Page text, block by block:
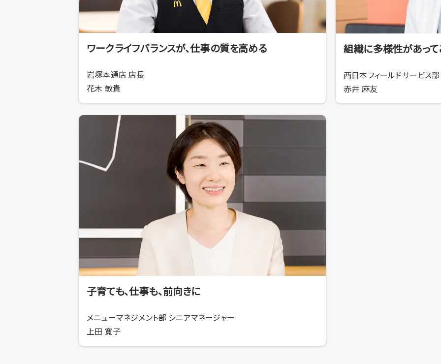
ワークライフバランスが、仕事の質を高める
岩塚本通店 店長
花木 敏貴
組織に多様性があって
西日本フィールドサービス
赤井 麻友
子育ても、仕事も、前向きに
メニューマネジメント部 シニアマネージャー
上田 寛子